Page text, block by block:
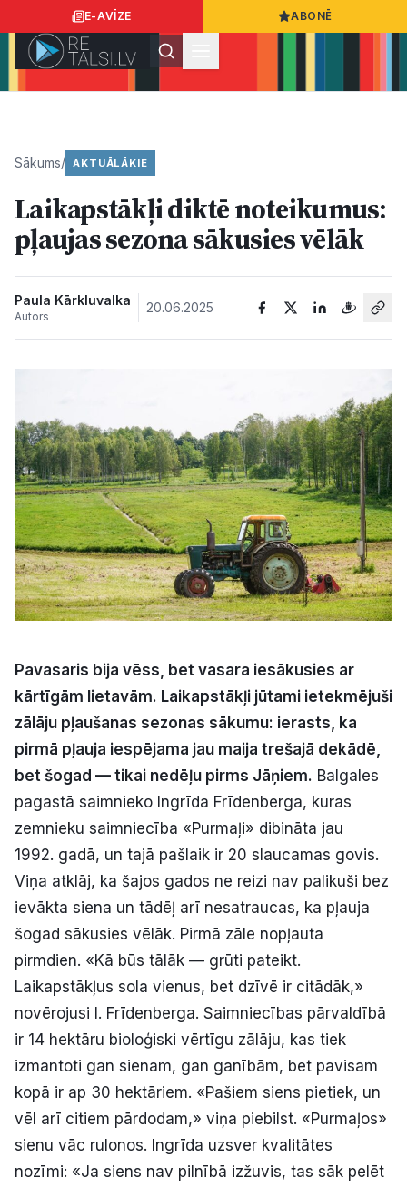
E-AVĪZE ABONĒ
Ziņas
Dzīvesstils
Kultūra
Bizness
Video
Vieta
Sludinājumi
Pasākumi
Reklāma
Politiskā reklāma
Par mums
Kontakti
Ziņo redakcijai
Facebook Instagram YouTube
E-avīze Abonē
Sākums/ AKTUĀLĀKIE
Laikapstākļi diktē noteikumus:
pļaujas sezona sākusies vēlāk
Paula Kārkluvalka
Autors
20.06.2025
Pavasaris bija vēss, bet vasara iesākusies ar
kārtīgām lietavām. Laikapstākļi jūtami ietekmējuši
zālāju pļaušanas sezonas sākumu: ierasts, ka
pirmā pļauja iespējama jau maija trešajā dekādē,
bet šogad — tikai nedēļu pirms Jāņiem. Balgales
pagastā saimnieko Ingrīda Frīdenberga, kuras
zemnieku saimniecība «Purmaļi» dibināta jau
1992. gadā, un tajā pašlaik ir 20 slaucamas govis.
Viņa atklāj, ka šajos gados ne reizi nav palikuši bez
ievākta siena un tādēļ arī nesatraucas, ka pļauja
šogad sākusies vēlāk. Pirmā zāle nopļauta
pirmdien. «Kā būs tālāk — grūti pateikt.
Laikapstākļus sola vienus, bet dzīvē ir citādāk,»
novērojusi I. Frīdenberga. Saimniecības pārvaldībā
ir 14 hektāru bioloģiski vērtīgu zālāju, kas tiek
izmantoti gan sienam, gan ganībām, bet pavisam
kopā ir ap 30 hektāriem. «Pašiem siens pietiek, un
vēl arī citiem pārdodam,» viņa piebilst. «Purmaļos»
sienu vāc rulonos. Ingrīda uzsver kvalitātes
nozīmi: «Ja siens nav pilnībā izžuvis, tas sāk pelēt